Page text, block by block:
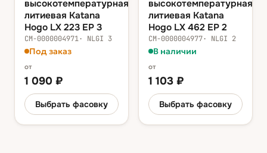
высокотемпературная
литиевая Katana
Hogo LX 223 EP 3
СМ-0000004971· NLGI 3
Под заказ
от
1 090 ₽
Выбрать фасовку
высокотемпературная
литиевая Katana
Hogo LX 462 EP 2
СМ-0000004977· NLGI 2
В наличии
от
1 103 ₽
Выбрать фасовку